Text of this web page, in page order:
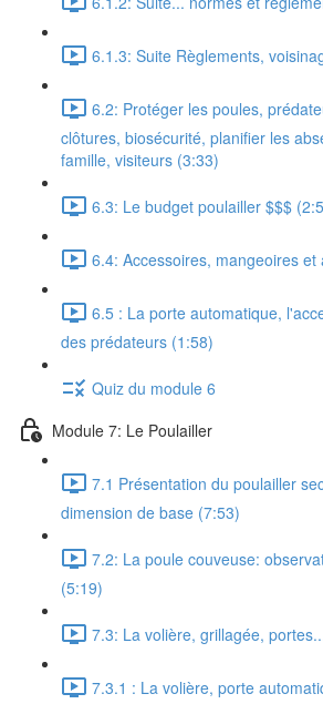
6.1.3: Suite Règlements,
6.2: Protéger les poules,
clôtures, biosécurité, planifier les
famille, visiteurs (3:33)
6.3: Le budget poulailler $$$
6.4: Accessoires, mangeoires et
6.5 : La porte automatique,
des prédateurs (1:58)
Quiz du module 6
Module 7: Le Poulailler
7.1 Présentation du poulailler
dimension de base (7:53)
7.2: La poule couveuse:
(5:19)
7.3: La volière, grillagée,
7.3.1 : La volière, porte